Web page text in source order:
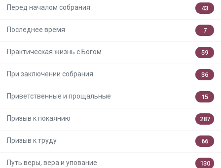
Перед началом собрания 43
Последнее время 7
Практическая жизнь с Богом 59
При заключении собрания 36
Приветственные и прощальные 15
Призыв к покаянию 287
Призыв к труду 66
Путь веры, вера и упование 130